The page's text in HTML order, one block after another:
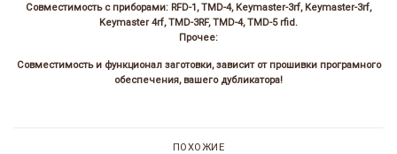
Совместимость с приборами: RFD-1, TMD-4, Keymaster-3rf, Keymaster-3rf,
Keymaster 4rf, TMD-3RF, TMD-4, TMD-5 rfid.
Прочее:
Совместимость и функционал заготовки, зависит от прошивки програмного
обеспечения, вашего дубликатора!
ПОХОЖИЕ